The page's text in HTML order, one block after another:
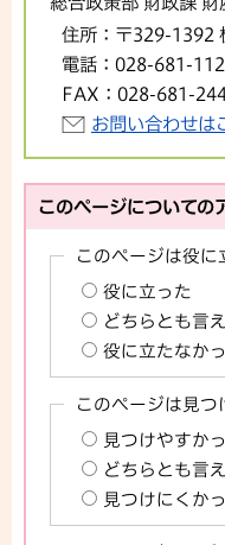
住所： 〒329-1392
電話： 028-681-
FAX： 028-681-
お問い合わせは
このページについての
このページは役に
役に立った
どちらとも言
役に立たなか
このページは見つ
見つけやすか
どちらとも言
見つけにくか